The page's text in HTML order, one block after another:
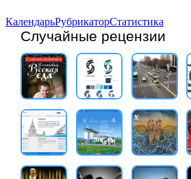
КалендарьРубрикаторСтатистика
Случайные рецензии